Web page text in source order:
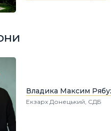
Владика Максим
Екзарх Донецький, СДБ